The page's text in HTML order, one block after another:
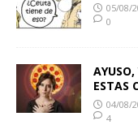
05/08/
0
ESTAS
04/08/
4